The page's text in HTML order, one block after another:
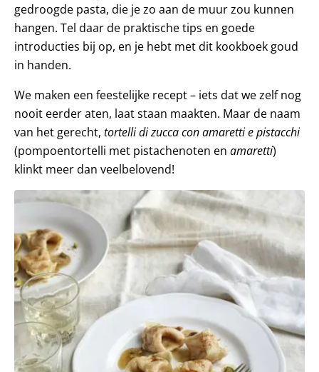
gedroogde pasta, die je zo aan de muur zou kunnen
hangen. Tel daar de praktische tips en goede
introducties bij op, en je hebt met dit kookboek goud
in handen.
We maken een feestelijke recept – iets dat we zelf nog
nooit eerder aten, laat staan maakten. Maar de naam
van het gerecht, tortelli di zucca con amaretti e pistacchi
(pompoentortelli met pistachenoten en amaretti)
klinkt meer dan veelbelovend!